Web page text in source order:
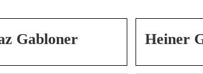
Gabloner Heiner